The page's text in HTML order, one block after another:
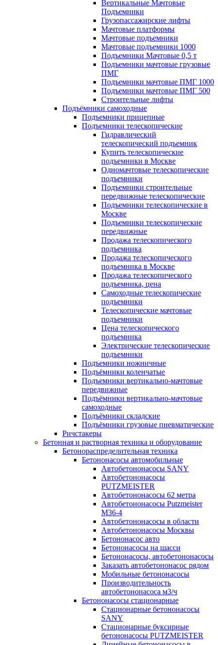
Вертикальные Мачтовые
Подъемники
Грузопассажирские лифты
Мачтовые платформы
Мачтовые подъемники
Мачтовые подъемники 1000
Подъемники Мачтовые 0,5 т
Подъемники мачтовые грузовые
ПМГ
Подъемники мачтовые ПМГ 1000
Подъемники мачтовые ПМГ 500
Строительные лифты
Подъёмники самоходные
Подъемники прицепные
Подъемники телескопические
Гидравлический
телескопический подъемник
Купить телескопические
подъемники в Москве
Одномачтовые телескопические
подъемники
Подъемники строительные
передвижные телескопические
Подъемники телескопические в
Москве
Подъемники телескопические
передвижные
Продажа телескопического
подъемника
Продажа телескопического
подъемника в Москве
Продажа телескопического
подъемника, цена
Самоходные телескопические
подъемники
Телескопические мачтовые
подъемники
Цена телескопического
подъемника
Электрические телескопические
подъемники
Подъемники ножничные
Подъёмники коленчатые
Подъемники вертикально-мачтовые
передвижные
Подъёмники вертикально-мачтовые
самоходные
Подъёмники складские
Подъёмники грузовые пневматические
Ричстакеры
Бетонная и растворная техника и оборудование
Бетонораспределительная техника
Бетононасосы автомобильные
Автобетононасосы SANY
Автобетононасосы
PUTZMEISTER
Автобетононасосы 62 метра
Автобетононасосы Putzmeister
M36-4
Автобетононасосы в области
Автобетононасосы Москвы
Бетононасос авто
Бетононасосы на шасси
Бетононасосы, автобетононасосы
Заказать автобетононасос рядом
Мобильные бетононасосы
Производительность
автобетононасоса м3/ч
Бетононасосы стационарные
Стационарные бетононасосы
SANY
Стационарные буксирные
бетононасосы PUTZMEISTER